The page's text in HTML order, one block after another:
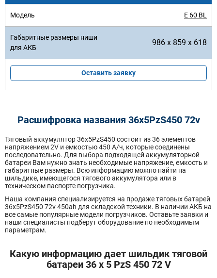
E 60 BL
986 x 859 x 618
Оставить заявку
Расшифровка названия 36х5PzS450 72v
Тяговый аккумулятор 36x5PzS450 состоит из 36 элементов
напряжением 2V и емкостью 450 А/ч, которые соединены
последовательно. Для выбора подходящей аккумуляторной
батареи Вам нужно знать необходимые напряжение, емкость и
габаритные размеры. Всю информацию можно найти на
шильдике, имеющегося тягового аккумулятора или в
техническом паспорте погрузчика.
Наша компания специализируется на продаже тяговых батарей
36х5PzS450 72v 450ah для складской техники. В наличии АКБ на
все самые популярные модели погрузчиков. Оставьте заявки и
наши специалисты подберут оборудование по необходимым
параметрам.
Какую информацию дает шильдик тяговой
батареи 36 x 5 PzS 450 72 V